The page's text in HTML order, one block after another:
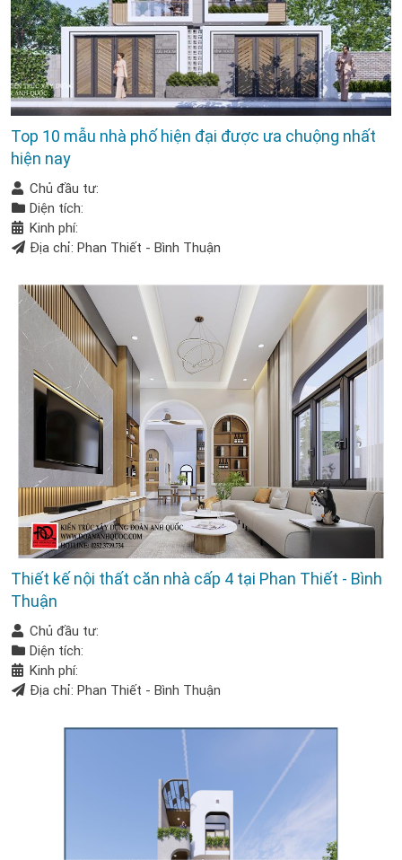
Top 10 mẫu nhà phố hiện đại được ưa chuộng nhất
hiện nay
Chủ đầu tư:
Diện tích:
Kinh phí:
Địa chỉ: Phan Thiết - Bình Thuận
Thiết kế nội thất căn nhà cấp 4 tại Phan Thiết - Bình
Thuận
Chủ đầu tư:
Diện tích:
Kinh phí:
Địa chỉ: Phan Thiết - Bình Thuận